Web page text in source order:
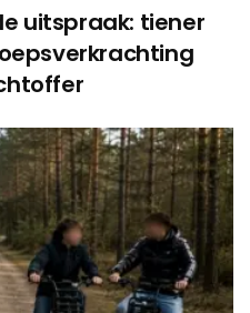
uitspraak: tiener